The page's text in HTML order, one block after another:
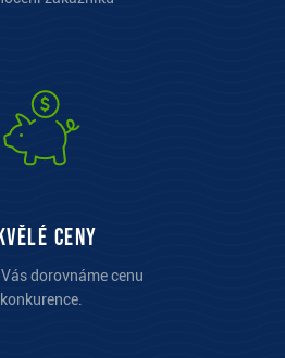
ceny
dorovnáme cenu
konkurence.